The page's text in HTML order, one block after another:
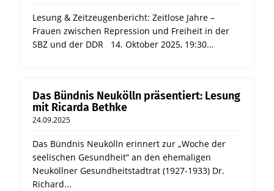
Lesung & Zeitzeugenbericht: Zeitlose Jahre –
Frauen zwischen Repression und Freiheit in der
SBZ und der DDR 14. Oktober 2025, 19:30...
Das Bündnis Neukölln präsentiert: Lesung
mit Ricarda Bethke
24.09.2025
Das Bündnis Neukölln erinnert zur „Woche der
seelischen Gesundheit“ an den ehemaligen
Neuköllner Gesundheitstadtrat (1927-1933) Dr.
Richard...